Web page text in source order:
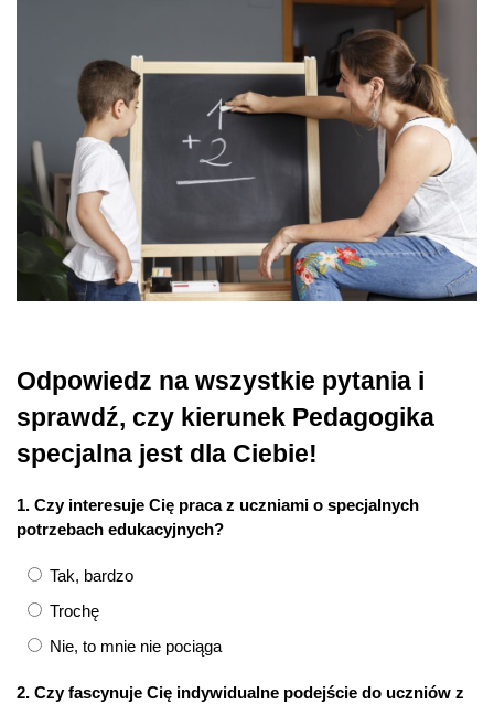
Odpowiedz na wszystkie pytania i
sprawdź, czy kierunek Pedagogika
specjalna jest dla Ciebie!
1. Czy interesuje Cię praca z uczniami o specjalnych
potrzebach edukacyjnych?
Tak, bardzo
Trochę
Nie, to mnie nie pociąga
2. Czy fascynuje Cię indywidualne podejście do uczniów z